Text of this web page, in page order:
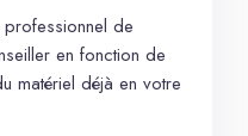
de
en fonction de
matériel déjà en votre